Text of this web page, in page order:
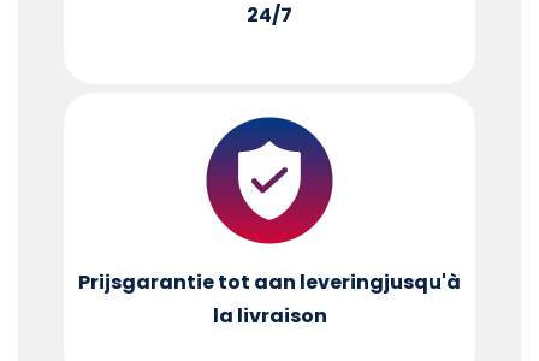
24/7
Prijsgarantie tot aan leveringjusqu'à
la livraison